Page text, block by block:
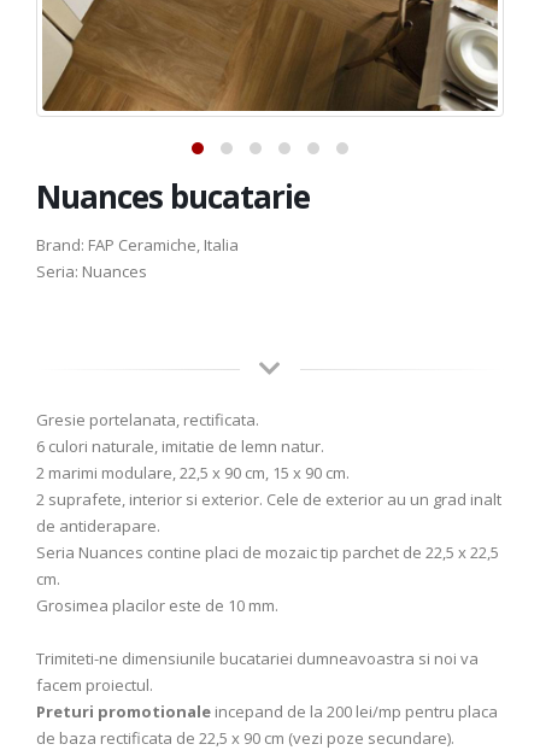
Nuances bucatarie
Brand: FAP Ceramiche, Italia
Seria: Nuances
Gresie portelanata, rectificata.
6 culori naturale, imitatie de lemn natur.
2 marimi modulare, 22,5 x 90 cm, 15 x 90 cm.
2 suprafete, interior si exterior. Cele de exterior au un grad inalt
de antiderapare.
Seria Nuances contine placi de mozaic tip parchet de 22,5 x 22,5
cm.
Grosimea placilor este de 10 mm.
Trimiteti-ne dimensiunile bucatariei dumneavoastra si noi va
facem proiectul.
Preturi promotionale incepand de la 200 lei/mp pentru placa
de baza rectificata de 22,5 x 90 cm (vezi poze secundare).